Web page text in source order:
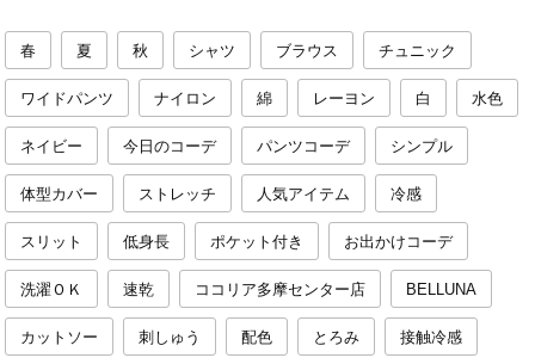
春 夏 秋 シャツ ブラウス チュニック
ワイドパンツ ナイロン 綿 レーヨン 白 水色
ネイビー 今日のコーデ パンツコーデ シンプル
体型カバー ストレッチ 人気アイテム 冷感
スリット 低身長 ポケット付き お出かけコーデ
洗濯ＯＫ 速乾 ココリア多摩センター店 BELLUNA
カットソー 刺しゅう 配色 とろみ 接触冷感